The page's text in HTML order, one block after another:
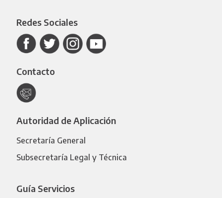
Redes Sociales
Contacto
Autoridad de Aplicación
Secretaría General
Subsecretaría Legal y Técnica
Guía Servicios